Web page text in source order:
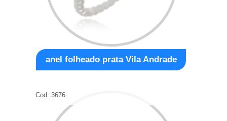
anel folheado prata Vila Andrade
Cod.:3676